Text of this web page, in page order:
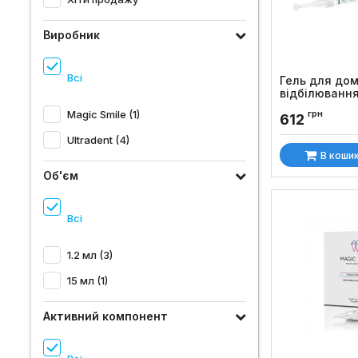
Виробник
Всі
Magic Smile (1)
Ultradent (4)
Об'єм
Всі
1.2 мл (3)
15 мл (1)
Активний компонент
Гель для
Код товару:
612 грн
В